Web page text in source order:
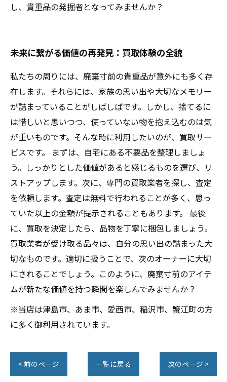
し、貴重品の発掘者となってみませんか？
未来に繋がる価値の再発見：買取体験の全貌
私たちの周りには、廃棄寸前の貴重品が意外にも多く存
在します。それらには、家族の思い出や大切なメモリー
が詰まっていることがしばしばです。しかし、捨てるに
は惜しいと思いつつ、使っていない物を抱え込むのは気
が重いものです。そんな時に利用したいのが、買取サー
ビスです。 まずは、自宅にある不要品を整理しましょ
う。しっかりとした価値があると感じるものを選び、リ
ストアップします。次に、専門の買取業者を探し、査定
を依頼します。査定は無料で行われることが多く、思っ
ていた以上の金額が提示されることもあります。 最後
に、買取を決定したら、品物を丁寧に梱包しましょう。
買取業者が受け取る品々は、自分の思い出の詰まった大
切なものです。適切に扱うことで、次のオーナーに大切
にされることでしょう。このように、廃棄寸前のアイテ
ムが新たな価値を持つ瞬間を楽しんでみませんか？
※当店は津島市、あま市、愛西市、稲沢市、蟹江町の方
に多く御利用されています。
< 前のページ 一覧に戻る 次のページ >